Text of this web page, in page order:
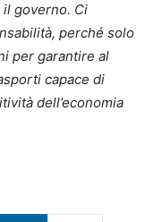
il governo. Ci
perché solo
per garantire al
capace di
dell’economia